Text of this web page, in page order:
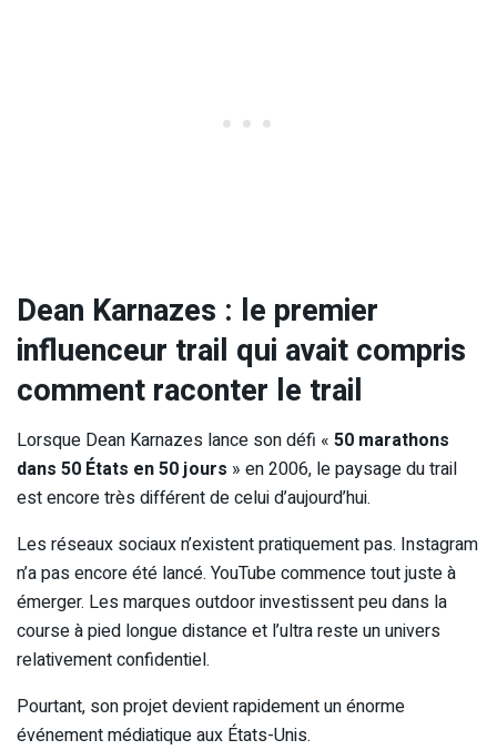
Dean Karnazes : le premier
influenceur trail qui avait compris
comment raconter le trail
Lorsque Dean Karnazes lance son défi « 50 marathons
dans 50 États en 50 jours » en 2006, le paysage du trail
est encore très différent de celui d’aujourd’hui.
Les réseaux sociaux n’existent pratiquement pas. Instagram
n’a pas encore été lancé. YouTube commence tout juste à
émerger. Les marques outdoor investissent peu dans la
course à pied longue distance et l’ultra reste un univers
relativement confidentiel.
Pourtant, son projet devient rapidement un énorme
événement médiatique aux États-Unis.